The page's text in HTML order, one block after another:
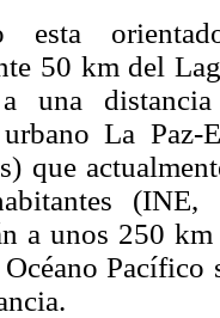
esta
50 km del
una
urbano La
que
(INE,
a unos 250
Pacífico